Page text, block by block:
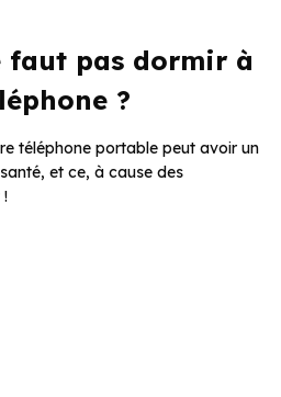
faut pas dormir à
?
téléphone portable peut avoir un
et ce, à cause des
!